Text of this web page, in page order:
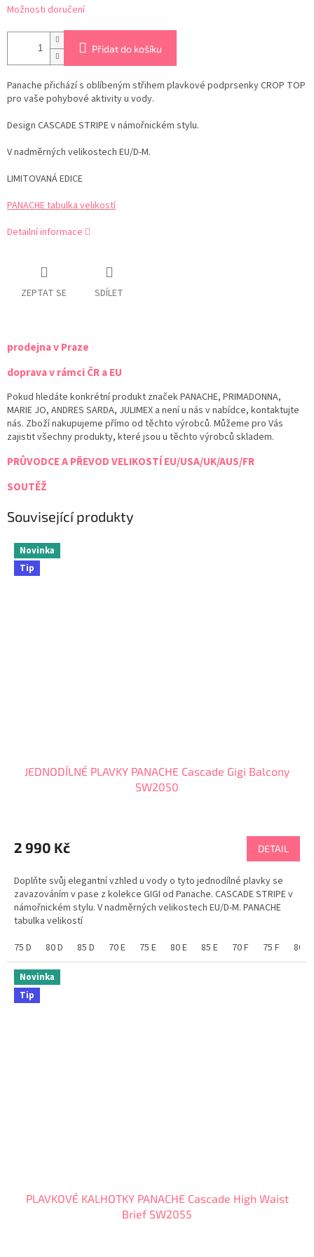
Možnosti doručení
Přidat do košíku
Panache přichází s oblíbeným střihem plavkové podprsenky CROP TOP
pro vaše pohybové aktivity u vody.
Design CASCADE STRIPE v námořnickém stylu.
V nadměrných velikostech EU/D-M.
LIMITOVANÁ EDICE
PANACHE tabulka velikostí
Detailní informace
ZEPTAT SE SDÍLET
prodejna v Praze
doprava v rámci ČR a EU
Pokud hledáte konkrétní produkt značek PANACHE, PRIMADONNA,
MARIE JO, ANDRES SARDA, JULIMEX a není u nás v nabídce, kontaktujte
nás. Zboží nakupujeme přímo od těchto výrobců. Můžeme pro Vás
zajistit všechny produkty, které jsou u těchto výrobců skladem.
PRŮVODCE A PŘEVOD VELIKOSTÍ EU/USA/UK/AUS/FR
SOUTĚŽ
Související produkty
Novinka
Tip
JEDNODÍLNÉ PLAVKY PANACHE Cascade Gigi Balcony
SW2050
2 990 Kč DETAIL
Doplňte svůj elegantní vzhled u vody o tyto jednodílné plavky se
zavazováním v pase z kolekce GIGI od Panache. CASCADE STRIPE v
námořnickém stylu. V nadměrných velikostech EU/D-M. PANACHE
tabulka velikostí
75 D
80 D 85 D 70 E 75 E 80 E 85 E 70 F 75 F 80 F
Novinka
Tip
PLAVKOVÉ KALHOTKY PANACHE Cascade High Waist
Brief SW2055